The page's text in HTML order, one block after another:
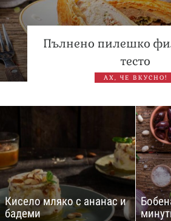
Пълнено пилешко
тесто
АХ, ЧЕ ВКУСНО!
Кисело мляко с ананас и
бадеми